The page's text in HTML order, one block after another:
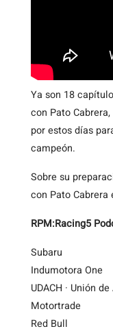
Ya son 18
con Pato
por estos días
campeón.
Sobre su
con Pato
RPM:Racing5
Subaru
Indumotora One
UDACH · Unión
Motortrade
Red Bull